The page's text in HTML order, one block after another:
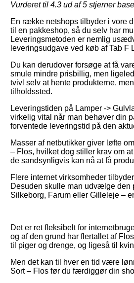
Vurderet til 4.3 ud af 5 stjerner
En række netshops tilbyder i vore
til en pakkeshop, så du selv har
Leveringsmetoden er nemlig
leveringsudgave ved køb af Tab F
Du kan derudover forsøge at få
smule mindre prisbillig, men
tvivl selv at hente produkterne,
tilholdssted.
Leveringstiden på Lamper ->
virkelig vital når man behøver din
forventede leveringstid på den
Masser af netbutikker giver løfte
– Flos, hvilket dog stiller krav om
de sandsynligvis kan nå at få
Flere internet virksomheder
Desuden skulle man udvælge den
Silkeborg, Farum eller Gilleleje –
Det er ret fleksibelt for
og af den grund har flertallet af
til piger og drenge, og ligeså til
Men det kan til hver en tid være
Sort – Flos før du færdiggør din